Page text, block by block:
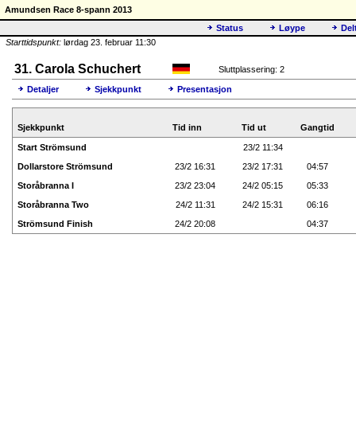
Amundsen Race 8-spann 2013
Status
Løype
Starttidspunkt: lørdag 23. februar 11:30
31. Carola Schuchert Sluttplassering: 2
Detaljer Sjekkpunkt Presentasjon
Sjekkpunkt Tid inn Tid ut Gangtid
Start Strömsund
23/2 11:34
Dollarstore Strömsund
23/2 16:31 23/2 17:31
04:57
Storåbranna I
23/2 23:04 24/2 05:15
05:33
Storåbranna Two
24/2 11:31 24/2 15:31
06:16
Strömsund Finish
24/2 20:08 04:37